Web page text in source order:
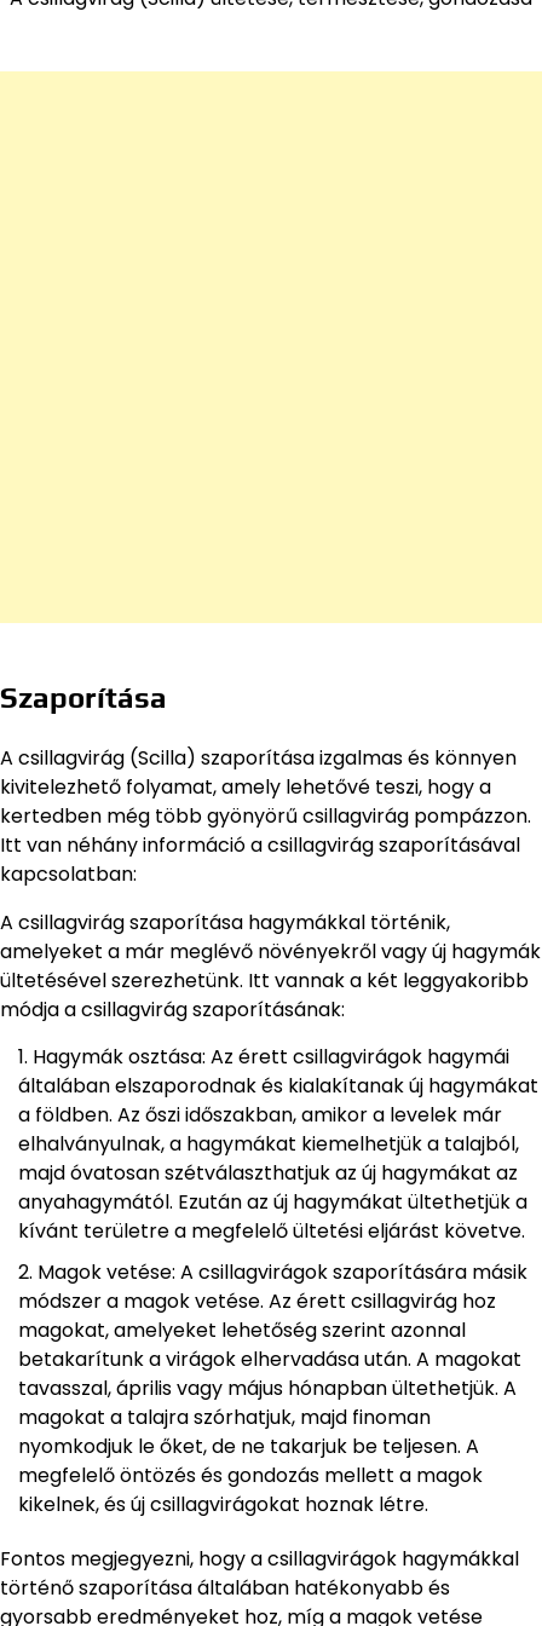
Szaporítása
A csillagvirág (Scilla) szaporítása izgalmas és könnyen
kivitelezhető folyamat, amely lehetővé teszi, hogy a
kertedben még több gyönyörű csillagvirág pompázzon.
Itt van néhány információ a csillagvirág szaporításával
kapcsolatban:
A csillagvirág szaporítása hagymákkal történik,
amelyeket a már meglévő növényekről vagy új hagymák
ültetésével szerezhetünk. Itt vannak a két leggyakoribb
módja a csillagvirág szaporításának:
Hagymák osztása: Az érett csillagvirágok hagymái
általában elszaporodnak és kialakítanak új hagymákat
a földben. Az őszi időszakban, amikor a levelek már
elhalványulnak, a hagymákat kiemelhetjük a talajból,
majd óvatosan szétválaszthatjuk az új hagymákat az
anyahagymától. Ezután az új hagymákat ültethetjük a
kívánt területre a megfelelő ültetési eljárást követve.
Magok vetése: A csillagvirágok szaporítására másik
módszer a magok vetése. Az érett csillagvirág hoz
magokat, amelyeket lehetőség szerint azonnal
betakarítunk a virágok elhervadása után. A magokat
tavasszal, április vagy május hónapban ültethetjük. A
magokat a talajra szórhatjuk, majd finoman
nyomkodjuk le őket, de ne takarjuk be teljesen. A
megfelelő öntözés és gondozás mellett a magok
kikelnek, és új csillagvirágokat hoznak létre.
Fontos megjegyezni, hogy a csillagvirágok hagymákkal
történő szaporítása általában hatékonyabb és
gyorsabb eredményeket hoz, míg a magok vetése